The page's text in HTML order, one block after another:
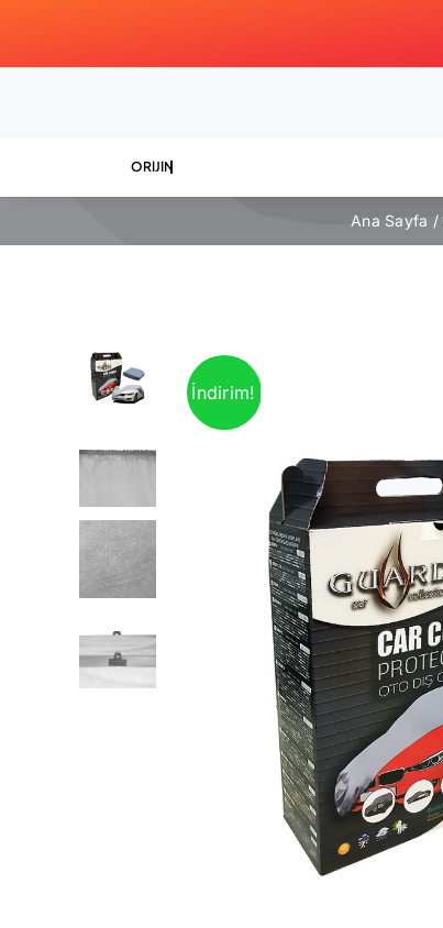
content
Ana Sayfa
İndirim!